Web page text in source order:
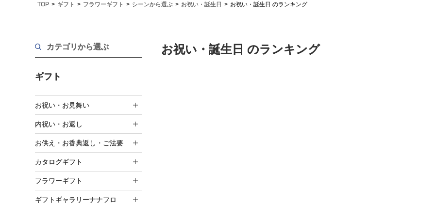
TOP ギフト フラワーギフト シーンから選ぶ お祝い・誕生日 お祝い・誕生日 のランキング
カテゴリから選ぶ
ギフト
お祝い・お見舞い
内祝い・お返し
お供え・お香典返し・ご法要
カタログギフト
フラワーギフト
ギフトギャラリーナナフロ
お祝い・誕生日 のランキング